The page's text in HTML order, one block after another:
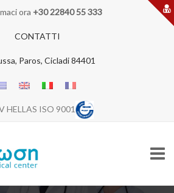
ora +30 22840 55 333
CONTATTI
Paros, Cicladi 84401
HELLAS ISO 9001